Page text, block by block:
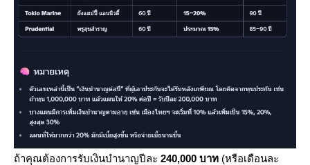
ถ้าคุณต้องการรับเงินบำนาญปีละ 240,000 บาท (หรือเดือนละ